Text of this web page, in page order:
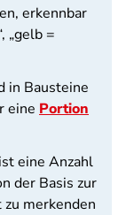
erkennbar
„gelb =
in Bausteine
eine Portion
eine Anzahl
der Basis zur
merkenden